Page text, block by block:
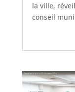
la ville,
conseil